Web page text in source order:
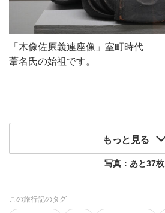
「木像佐原義連座像」室町時代
葦名氏の始祖です。
もっと見る
写真：あと37枚
この旅行記のタグ